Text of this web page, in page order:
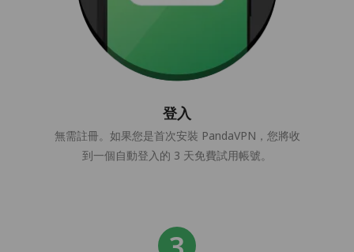
登入
無需註冊。如果您是首次安裝 PandaVPN，您將收
到一個自動登入的 3 天免費試用帳號。